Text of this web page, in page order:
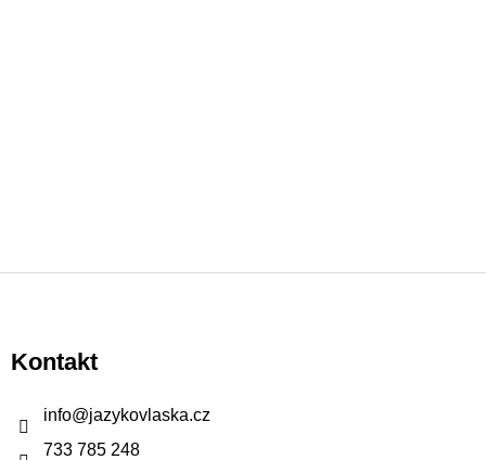
p
aKontakt
info@jazykovlaska.cz
733 785 248